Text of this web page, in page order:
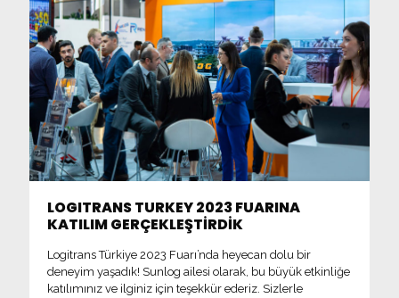
LOGITRANS TURKEY 2023 FUARINA
KATILIM GERÇEKLEŞTİRDİK
Logitrans Türkiye 2023 Fuarı’nda heyecan dolu bir
deneyim yaşadık! Sunlog ailesi olarak, bu büyük etkinliğe
katılımınız ve ilginiz için teşekkür ederiz. Sizlerle